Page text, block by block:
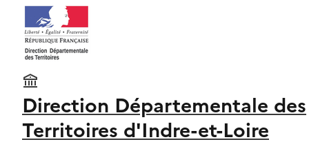
Direction Départementale des
Territoires d'Indre-et-Loire